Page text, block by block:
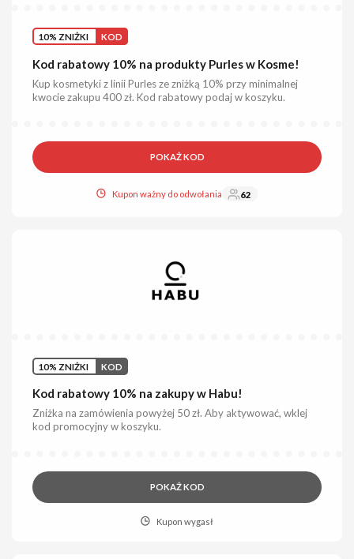
10% ZNIŻKI KOD
Kod rabatowy 10% na produkty Purles w Kosme!
Kup kosmetyki z linii Purles ze zniżką 10% przy minimalnej
kwocie zakupu 400 zł. Kod rabatowy podaj w koszyku.
POKAŻ KOD
Kupon ważny do odwołania 62
10% ZNIŻKI KOD
Kod rabatowy 10% na zakupy w Habu!
Zniżka na zamówienia powyżej 50 zł. Aby aktywować, wklej
kod promocyjny w koszyku.
POKAŻ KOD
Kupon wygasł